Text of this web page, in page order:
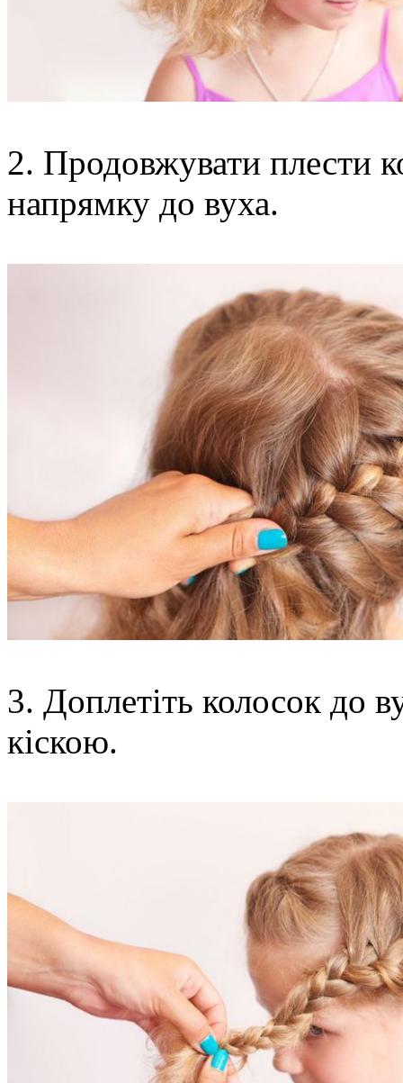
2. Продовжувати плести
напрямку до вуха.
3. Доплетіть колосок до
кіскою.